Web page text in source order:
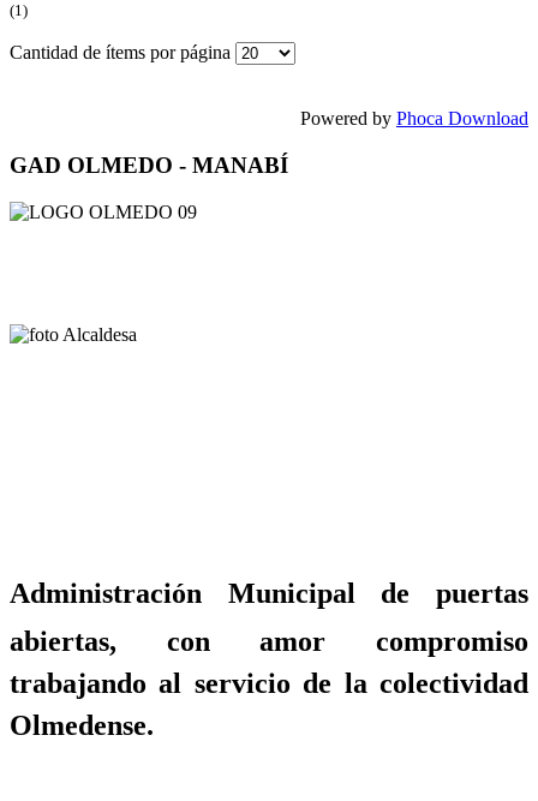
(1)
Cantidad de ítems por página
Powered by Phoca Download
GAD OLMEDO - MANABÍ
Administración Municipal de puertas
abiertas, con amor compromiso
trabajando al servicio de la colectividad
Olmedense.